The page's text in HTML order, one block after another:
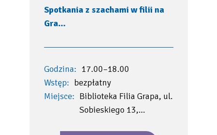
Spotkania z szachami w filii na
Gra…
Godzina: 17.00–18.00
Wstęp: bezpłatny
Miejsce: Biblioteka Filia Grapa, ul.
Sobieskiego 13,…